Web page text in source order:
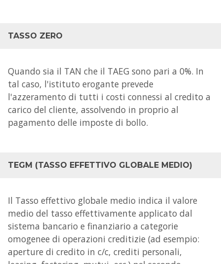
TASSO ZERO
Quando sia il TAN che il TAEG sono pari a 0%. In
tal caso, l'istituto erogante prevede
l'azzeramento di tutti i costi connessi al credito a
carico del cliente, assolvendo in proprio al
pagamento delle imposte di bollo.
TEGM (TASSO EFFETTIVO GLOBALE MEDIO)
Il Tasso effettivo globale medio indica il valore
medio del tasso effettivamente applicato dal
sistema bancario e finanziario a categorie
omogenee di operazioni creditizie (ad esempio:
aperture di credito in c/c, crediti personali,